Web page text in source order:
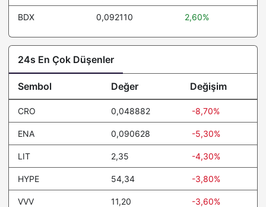
BDX 0,092110 2,60%
24s En Çok Düşenler
Sembol Değer Değişim
CRO 0,048882 -8,70%
ENA 0,090628 -5,30%
LIT 2,35 -4,30%
HYPE 54,34 -3,80%
VVV 11,20 -3,60%